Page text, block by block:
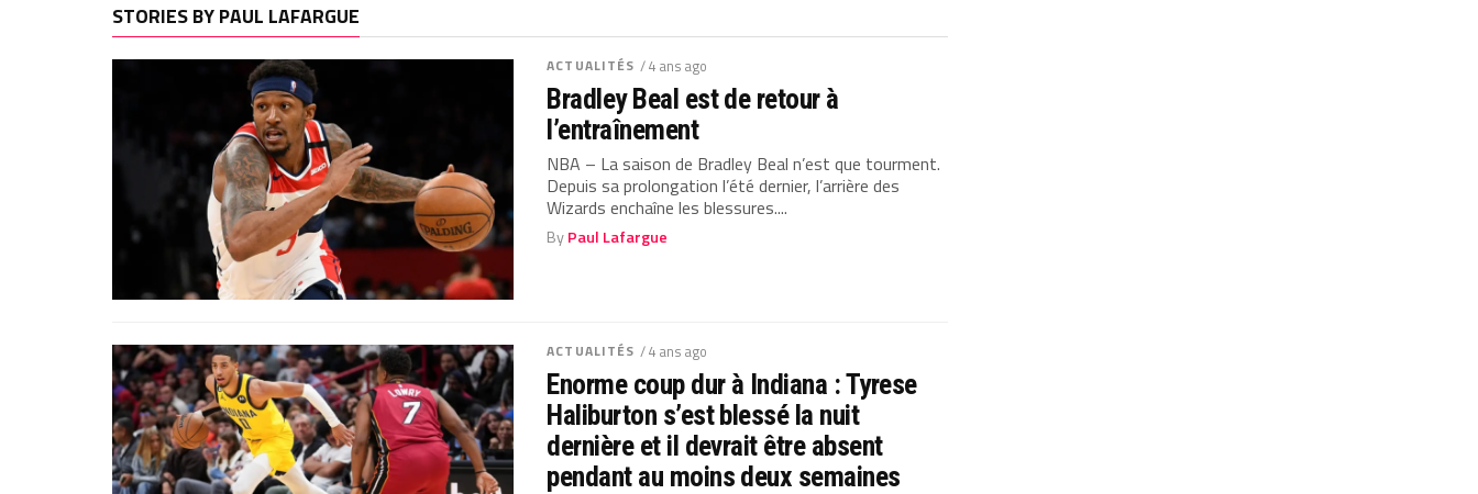
STORIES BY PAUL LAFARGUE
ACTUALITÉS / 4 ans ago
Bradley Beal est de retour à
l’entraînement
NBA – La saison de Bradley Beal n’est que tourment.
Depuis sa prolongation l’été dernier, l’arrière des
Wizards enchaîne les blessures....
ByPaul Lafargue
ACTUALITÉS / 4 ans ago
Enorme coup dur à Indiana : Tyrese
Haliburton s’est blessé la nuit
dernière et il devrait être absent
pendant au moins deux semaines